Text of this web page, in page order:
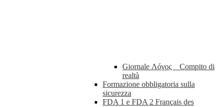
Giornale Λóγος _ Compito di
realtà
Formazione obbligatoria sulla
sicurezza
FDA 1 e FDA 2 Français des